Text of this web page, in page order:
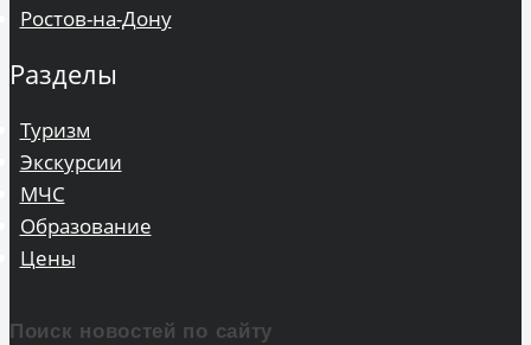
Ростов-на-Дону
Разделы
Туризм
Экскурсии
МЧС
Образование
Цены
Поиск новостей по сайту